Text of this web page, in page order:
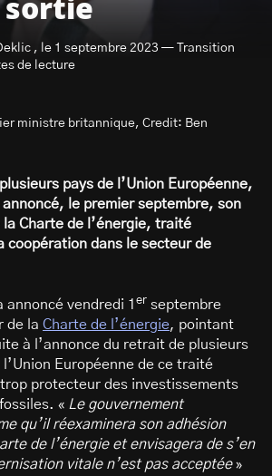
sortie
, le 1 septembre 2023 — Transition
de lecture
ministre britannique, Credit: Ben
pays de l’Union Européenne,
annoncé, le premier septembre, son
Charte de l’énergie, traité
coopération dans le secteur de
annoncé vendredi 1 er septembre
de la Charte de l’énergie, pointant
à l’annonce du retrait de plusieurs
Européenne de ce traité
protecteur des investissements
« Le gouvernement
qu’il réexaminera son adhésion
de l’énergie et envisagera de s’en
vitale n’est pas acceptée»
newsletter